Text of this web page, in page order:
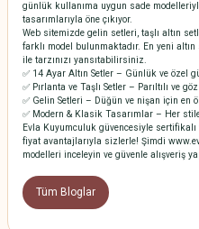
günlük kullanıma uygun sade
tasarımlarıyla öne çıkıyor.
Web sitemizde gelin setleri, taşlı altın
farklı model bulunmaktadır. En yeni
ile tarzınızı yansıtabilirsiniz.
✅ 14 Ayar Altın Setler – Günlük ve özel
✅ Pırlanta ve Taşlı Setler – Parıltılı ve
✅ Gelin Setleri – Düğün ve nişan için en
✅ Modern & Klasik Tasarımlar – Her
Evla Kuyumculuk güvencesiyle
fiyat avantajlarıyla sizlerle! Şimdi
modelleri inceleyin ve güvenle alışveriş
Tüm Bloglar